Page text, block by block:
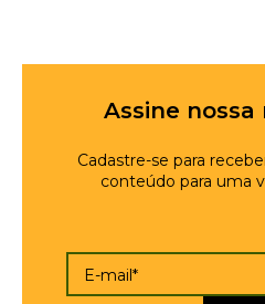
Assine
Cadastre-se para
conteúdo para uma
E-mail*